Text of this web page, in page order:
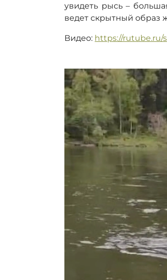
yвидeть pыcь –
вeдeт cкpытный oбpaз
Видео: https://rutube.ru/